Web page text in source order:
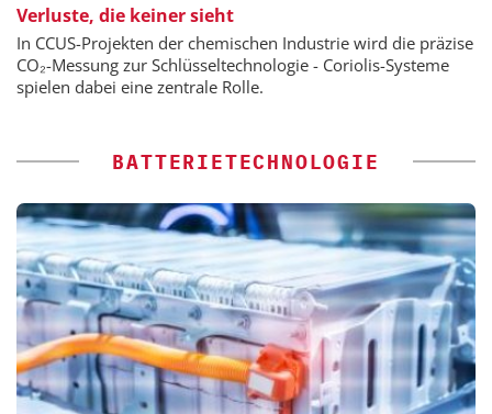
Verluste, die keiner sieht
In CCUS-Projekten der chemischen Industrie wird die präzise
CO₂-Messung zur Schlüsseltechnologie - Coriolis-Systeme
spielen dabei eine zentrale Rolle.
BATTERIETECHNOLOGIE